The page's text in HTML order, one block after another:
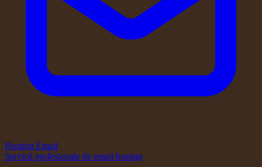
Hosting Email
Servicii profesionale de email hosting